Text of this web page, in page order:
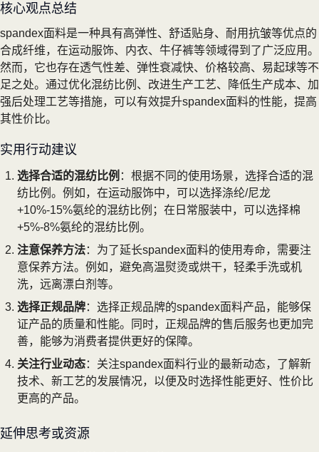
核心观点总结
spandex面料是一种具有高弹性、舒适贴身、耐用抗皱等优点的
合成纤维，在运动服饰、内衣、牛仔裤等领域得到了广泛应用。
然而，它也存在透气性差、弹性衰减快、价格较高、易起球等不
足之处。通过优化混纺比例、改进生产工艺、降低生产成本、加
强后处理工艺等措施，可以有效提升spandex面料的性能，提高
其性价比。
实用行动建议
选择合适的混纺比例 ：根据不同的使用场景，选择合适的混
纺比例。例如，在运动服饰中，可以选择涤纶/尼龙
+10%-15%氨纶的混纺比例；在日常服装中，可以选择棉
+5%-8%氨纶的混纺比例。
注意保养方法：为了延长spandex面料的使用寿命，需要注
意保养方法。例如，避免高温熨烫或烘干，轻柔手洗或机
洗，远离漂白剂等。
选择正规品牌：选择正规品牌的spandex面料产品，能够保
证产品的质量和性能。同时，正规品牌的售后服务也更加完
善，能够为消费者提供更好的保障。
关注行业动态：关注spandex面料行业的最新动态，了解新
技术、新工艺的发展情况，以便及时选择性能更好、性价比
更高的产品。
延伸思考或资源